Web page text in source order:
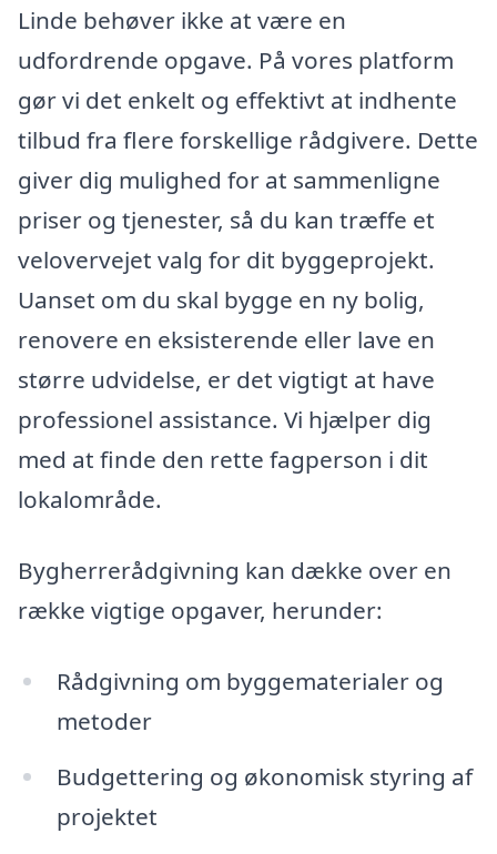
Linde behøver ikke at være en
udfordrende opgave. På vores platform
gør vi det enkelt og effektivt at indhente
tilbud fra flere forskellige rådgivere. Dette
giver dig mulighed for at sammenligne
priser og tjenester, så du kan træffe et
velovervejet valg for dit byggeprojekt.
Uanset om du skal bygge en ny bolig,
renovere en eksisterende eller lave en
større udvidelse, er det vigtigt at have
professionel assistance. Vi hjælper dig
med at finde den rette fagperson i dit
lokalområde.
Bygherrerådgivning kan dække over en
række vigtige opgaver, herunder:
Rådgivning om byggematerialer og
metoder
Budgettering og økonomisk styring af
projektet